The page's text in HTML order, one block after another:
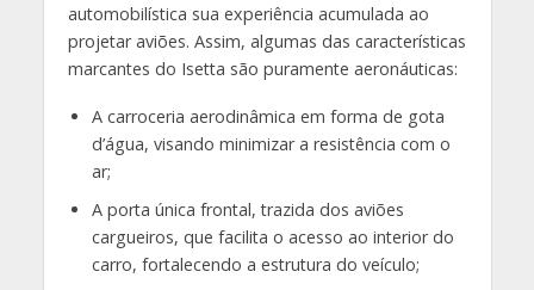
automobilística sua experiência acumulada ao
projetar aviões. Assim, algumas das características
marcantes do Isetta são puramente aeronáuticas:
A carroceria aerodinâmica em forma de gota
d’água, visando minimizar a resistência com o
ar;
A porta única frontal, trazida dos aviões
cargueiros, que facilita o acesso ao interior do
carro, fortalecendo a estrutura do veículo;